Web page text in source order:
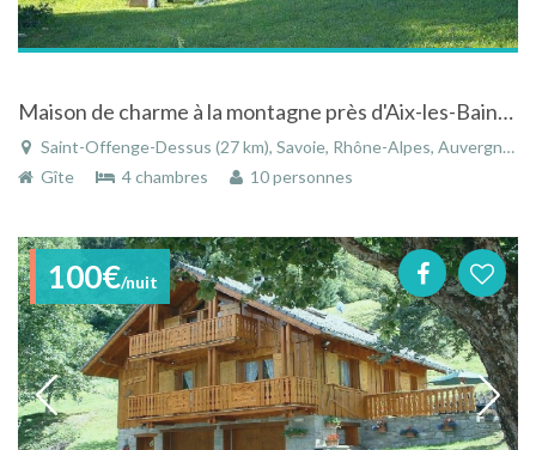
Maison de charme à la montagne près d'Aix-les-Bains à Saint-Offenge-Dessus en Savoie dans les Alpes
Saint-Offenge-Dessus (27 km), Savoie, Rhône-Alpes, Auvergne-Rhône-Alpes, France
Gîte
4 chambres 10 personnes
100€/nuit